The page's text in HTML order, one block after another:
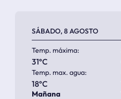
SÁBADO, 8 AGOSTO
Temp. máxima:
31ºC
Temp. max. agua:
18ºC
Mañana